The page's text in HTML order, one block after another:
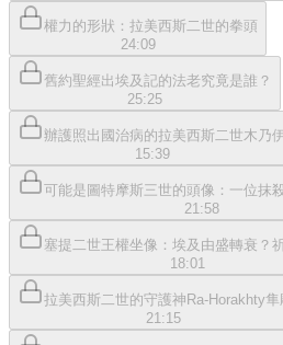
權力的形狀：拉美西斯二世的拳頭
24:09
舊約聖經出埃及記的法老究竟是誰？
25:25
辦護照出國治病的拉美西斯二世木乃
15:39
可能是圖特摩斯三世的頭像：一位抹
21:58
塞提二世王權坐像：埃及由盛轉衰？
18:01
拉美西斯二世的守護神Ra-Horakhty隼
21:15